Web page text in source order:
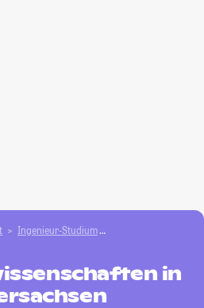
Ingenieur-Studium
in